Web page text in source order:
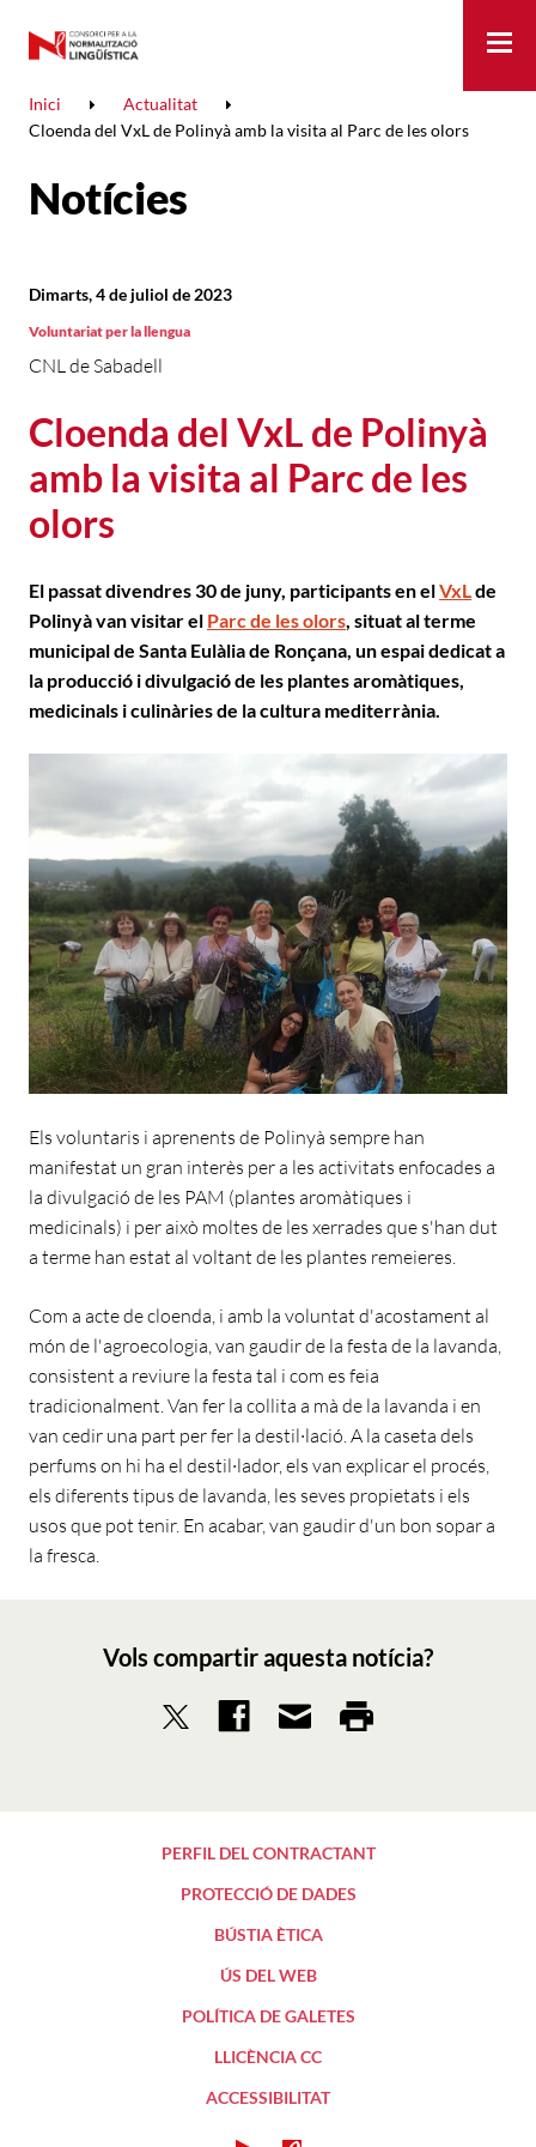
Inici
Actualitat
Cloenda del VxL de Polinyà amb la visita al Parc de les olors
Notícies
Cloenda del VxL de Polinyà
amb la visita al Parc de les
olors
CNL de Sabadell
Dimarts, 4 de juliol de 2023
Voluntariat per la llengua
El passat divendres 30 de juny, participants en elVxLde
Polinyà van visitar el Parc de les olors, situat al terme
municipal de Santa Eulàlia de Ronçana, un espai dedicat a
la producció i divulgació de les plantes aromàtiques,
medicinals i culinàries de la cultura mediterrània.
Els voluntaris i aprenents de Polinyà sempre han
manifestat un gran interès per a les activitats enfocades a
la divulgació de les PAM (plantes aromàtiques i
medicinals) i per això moltes de les xerrades que s'han dut
a terme han estat al voltant de les plantes remeieres.
Com a acte de cloenda, i amb la voluntat d'acostament al
món de l'agroecologia, van gaudir de la festa de la lavanda,
consistent a reviure la festa tal i com es feia
tradicionalment. Van fer la collita a mà de la lavanda i en
van cedir una part per fer la destil·lació. A la caseta dels
perfums on hi ha el destil·lador, els van explicar el procés,
els diferents tipus de lavanda, les seves propietats i els
usos que pot tenir. En acabar, van gaudir d'un bon sopar a
la fresca.
Vols compartir aquesta notícia?
PERFIL DEL CONTRACTANT
PROTECCIÓ DE DADES
BÚSTIA ÈTICA
ÚS DEL WEB
POLÍTICA DE GALETES
LLICÈNCIA CC
ACCESSIBILITAT